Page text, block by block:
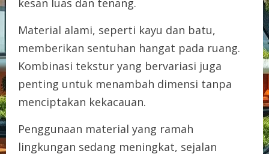
kesan luas dan tenang.
Material alami, seperti kayu dan batu,
memberikan sentuhan hangat pada ruang.
Kombinasi tekstur yang bervariasi juga
penting untuk menambah dimensi tanpa
menciptakan kekacauan.
Penggunaan material yang ramah
lingkungan sedang meningkat, sejalan